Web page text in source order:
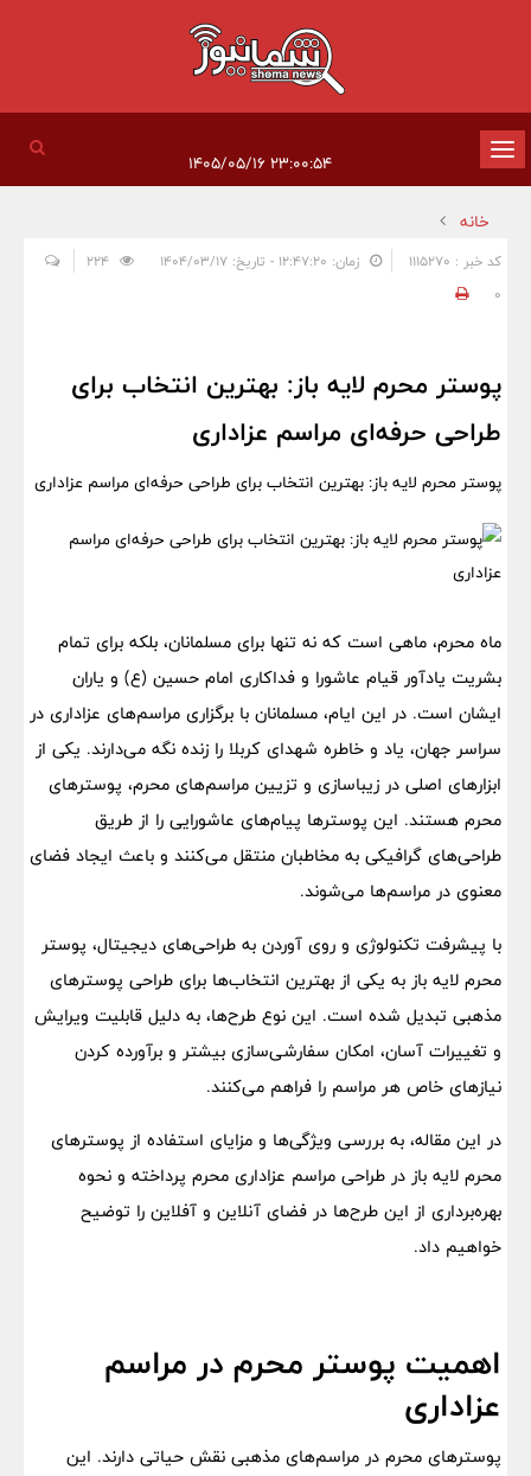
تغییر
وضعیت
ناوبری
خانه
کد خبر : 1115270 زمان: ۱۲:۴۷:۲۰ - تاریخ: ۱۴۰۴/۰۳/۱۷
0
پوستر محرم لایه باز: بهترین انتخاب برای
طراحی حرفه‌ای مراسم عزاداری
پوستر محرم لایه باز: بهترین انتخاب برای طراحی حرفه‌ای مراسم عزاداری
ماه محرم، ماهی است که نه تنها برای مسلمانان، بلکه برای تمام
بشریت یادآور قیام عاشورا و فداکاری امام حسین (ع) و یاران
ایشان است. در این ایام، مسلمانان با برگزاری مراسم‌های عزاداری در
سراسر جهان، یاد و خاطره شهدای کربلا را زنده نگه می‌دارند. یکی از
ابزارهای اصلی در زیباسازی و تزیین مراسم‌های محرم، پوسترهای
محرم هستند. این پوسترها پیام‌های عاشورایی را از طریق
طراحی‌های گرافیکی به مخاطبان منتقل می‌کنند و باعث ایجاد فضای
معنوی در مراسم‌ها می‌شوند.
با پیشرفت تکنولوژی و روی آوردن به طراحی‌های دیجیتال، پوستر
محرم لایه باز به یکی از بهترین انتخاب‌ها برای طراحی پوسترهای
مذهبی تبدیل شده است. این نوع طرح‌ها، به دلیل قابلیت ویرایش
و تغییرات آسان، امکان سفارشی‌سازی بیشتر و برآورده کردن
نیازهای خاص هر مراسم را فراهم می‌کنند.
در این مقاله، به بررسی ویژگی‌ها و مزایای استفاده از پوسترهای
محرم لایه باز در طراحی مراسم عزاداری محرم پرداخته و نحوه
بهره‌برداری از این طرح‌ها در فضای آنلاین و آفلاین را توضیح
خواهیم داد.
اهمیت پوستر محرم در مراسم
عزاداری
پوسترهای محرم در مراسم‌های مذهبی نقش حیاتی دارند. این